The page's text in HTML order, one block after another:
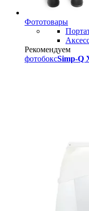
Фототовары
Рекомендуем
фотобоксSimp-Q